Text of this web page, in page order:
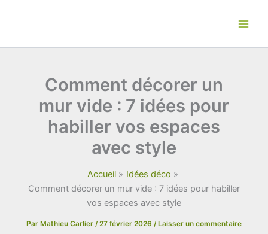
Comment décorer un
mur vide : 7 idées pour
habiller vos espaces
avec style
Accueil
Idées déco
Comment décorer un mur vide : 7 idées pour habiller
vos espaces avec style
Par Mathieu Carlier /27 février 2026 /Laisser un commentaire